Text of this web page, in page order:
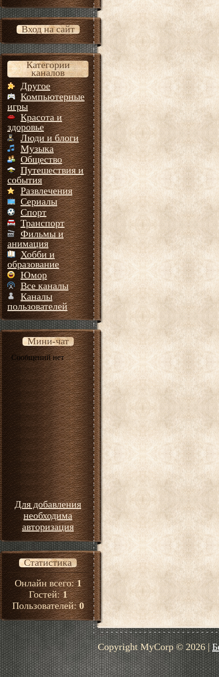
Вход на сайт
Категории
каналов
Другое
Компьютерные
игры
Красота и
здоровье
Люди и блоги
Музыка
Общество
Путешествия и
события
Развлечения
Сериалы
Спорт
Транспорт
Фильмы и
анимация
Хобби и
образование
Юмор
Все каналы
Каналы
пользователей
Мини-чат
Для добавления
необходима
авторизация
Статистика
Онлайн всего:1
Гостей:1
Пользователей:0
Copyright MyCorp © 2026|